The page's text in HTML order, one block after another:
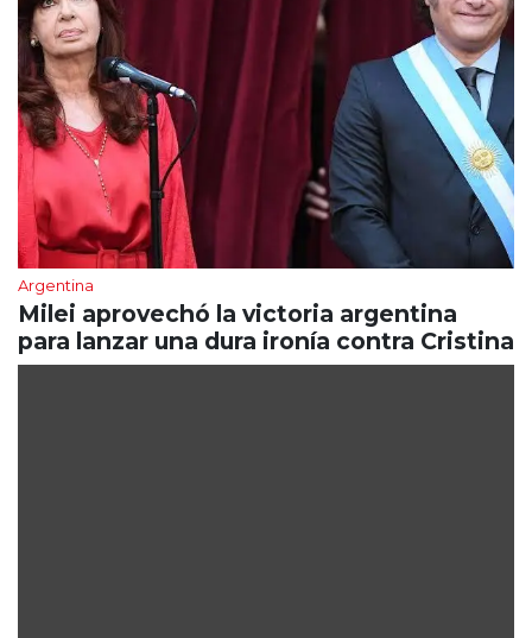
Argentina
Milei aprovechó la victoria argentina
para lanzar una dura ironía contra Cristina